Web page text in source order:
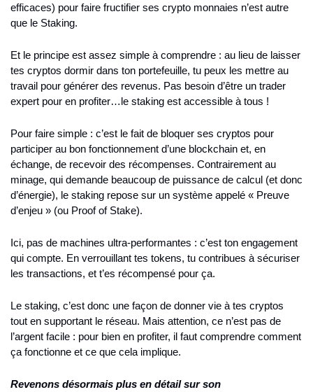
efficaces) pour faire fructifier ses crypto monnaies n’est autre
que le Staking.
Et le principe est assez simple à comprendre : au lieu de laisser
tes cryptos dormir dans ton portefeuille, tu peux les mettre au
travail pour générer des revenus. Pas besoin d’être un trader
expert pour en profiter…le staking est accessible à tous !
Pour faire simple : c’est le fait de bloquer ses cryptos pour
participer au bon fonctionnement d’une blockchain et, en
échange, de recevoir des récompenses. Contrairement au
minage, qui demande beaucoup de puissance de calcul (et donc
d’énergie), le staking repose sur un système appelé « Preuve
d’enjeu » (ou Proof of Stake).
Ici, pas de machines ultra-performantes : c’est ton engagement
qui compte. En verrouillant tes tokens, tu contribues à sécuriser
les transactions, et t’es récompensé pour ça.
Le staking, c’est donc une façon de donner vie à tes cryptos
tout en supportant le réseau. Mais attention, ce n’est pas de
l’argent facile : pour bien en profiter, il faut comprendre comment
ça fonctionne et ce que cela implique.
Revenons désormais plus en détail sur son